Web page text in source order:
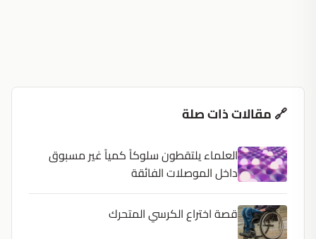
🔗 مقالات ذات صلة
العلماء يلتقطون سلوكاً كمياً غير مسبوق
داخل الموصلات الفائقة
قصة اختراع الكرسي المتحرك